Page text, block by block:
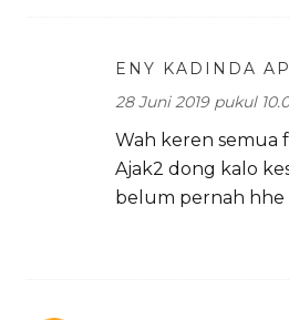
ENY KADINDA
28 Juni 2019 pukul
Wah keren semua
Ajak2 dong kalo
belum pernah hhe